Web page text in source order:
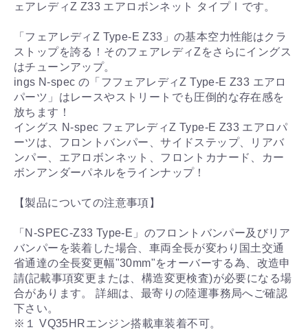
ェアレディZ Z33 エアロボンネット タイプⅠです。
「フェアレディZ Type-E Z33」の基本空力性能はクラ
ストップを誇る！そのフェアレディZをさらにイングス
はチューンアップ。
ings N-spec の「フフェアレディZ Type-E Z33 エアロ
パーツ」はレースやストリートでも圧倒的な存在感を
放ちます！
イングス N-spec フェアレディZ Type-E Z33 エアロパ
ーツは、フロントバンパー、サイドステップ、リアバ
ンパー、エアロボンネット、フロントカナード、カー
ボンアンダーパネルをラインナップ！
【製品についての注意事項】
「N-SPEC-Z33 Type-E」のフロントバンパー及びリア
バンパーを装着した場合、車両全長が変わり国土交通
省通達の全長変更幅"30mm"をオーバーする為、改造申
請(記載事項変更または、構造変更検査)が必要になる場
合があります。 詳細は、最寄りの陸運事務局へご確認
下さい。
※１ VQ35HRエンジン搭載車装着不可。